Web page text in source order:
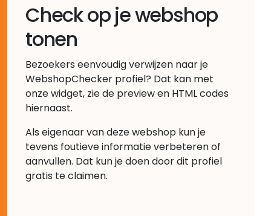
Check op je webshop
tonen
Bezoekers eenvoudig verwijzen naar je
WebshopChecker profiel? Dat kan met
onze widget, zie de preview en HTML codes
hiernaast.
Als eigenaar van deze webshop kun je
tevens foutieve informatie verbeteren of
aanvullen. Dat kun je doen door dit profiel
gratis te claimen.